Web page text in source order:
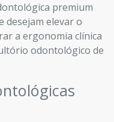
premium
desejam elevar o
a ergonomia clínica
odontológico de